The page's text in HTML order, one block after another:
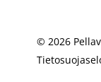
© 2026